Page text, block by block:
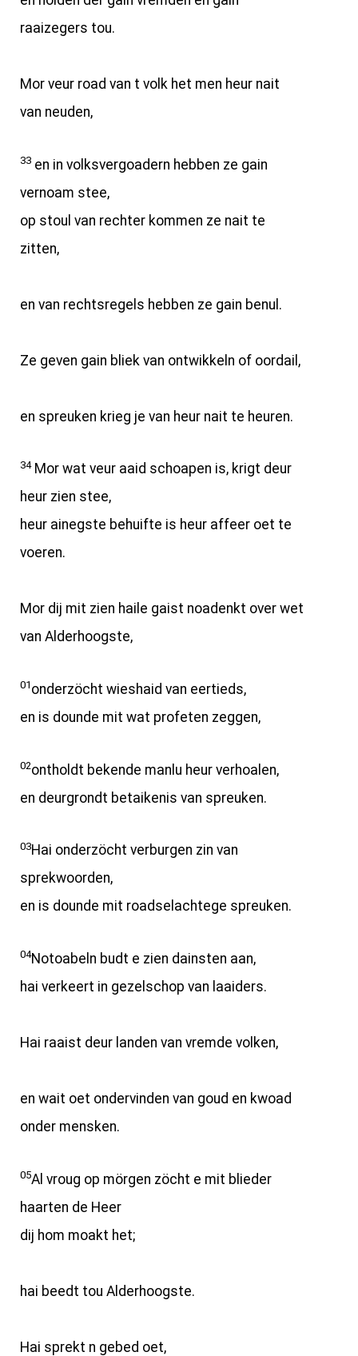
raaizegers tou.
Mor veur road van t volk het men heur nait
van neuden,
33 en in volksvergoadern hebben ze gain
vernoam stee,
op stoul van rechter kommen ze nait te
zitten,
en van rechtsregels hebben ze gain benul.
Ze geven gain bliek van ontwikkeln of oordail,
en spreuken krieg je van heur nait te heuren.
34Mor wat veur aaid schoapen is, krigt deur
heur zien stee,
heur ainegste behuifte is heur affeer oet te
voeren.
Mor dij mit zien haile gaist noadenkt over wet
van Alderhoogste,
01 onderzöcht wieshaid van eertieds,
en is dounde mit wat profeten zeggen,
02ontholdt bekende manlu heur verhoalen,
en deurgrondt betaikenis van spreuken.
03Hai onderzöcht verburgen zin van
sprekwoorden,
en is dounde mit roadselachtege spreuken.
04Notoabeln budt e zien dainsten aan,
hai verkeert in gezelschop van laaiders.
Hai raaist deur landen van vremde volken,
en wait oet ondervinden van goud en kwoad
onder mensken.
05Al vroug op mörgen zöcht e mit blieder
haarten de Heer
dij hom moakt het;
hai beedt tou Alderhoogste.
Hai sprekt n gebed oet,